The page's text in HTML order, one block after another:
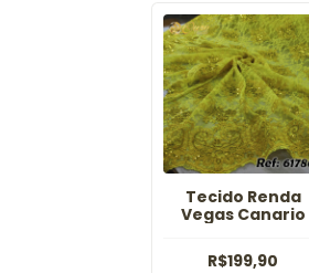
Tecido Renda
Vegas Canario
R$199,90